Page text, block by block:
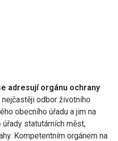
adresují orgánu ochrany
nejčastěji odbor životního
obecního úřadu a jim na
statutárních měst,
Kompetentním orgánem na